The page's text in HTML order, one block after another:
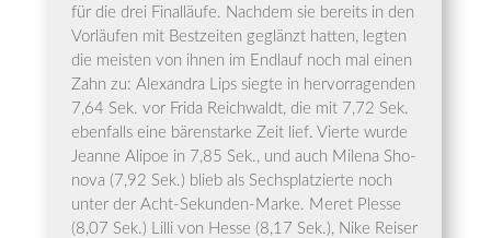
für die drei Final­läu­fe. Nach­dem sie bereits in den
Vor­läu­fen mit Best­zei­ten geglänzt hat­ten, leg­ten
die meis­ten von ihnen im End­lauf noch mal einen
Zahn zu: Alex­an­dra Lips sieg­te in her­vor­ra­gen­den
7,64 Sek. vor Fri­da Reich­waldt, die mit 7,72 Sek.
eben­falls eine bären­star­ke Zeit lief. Vier­te wur­de
Jean­ne Ali­poe in 7,85 Sek., und auch Mile­na Sho­
no­va (7,92 Sek.) blieb als Sechs­plat­zier­te noch
unter der Acht-Sekun­den-Mar­ke. Meret Ples­se
(8,07 Sek.) Lil­li von Hes­se (8,17 Sek.), Nike Rei­ser